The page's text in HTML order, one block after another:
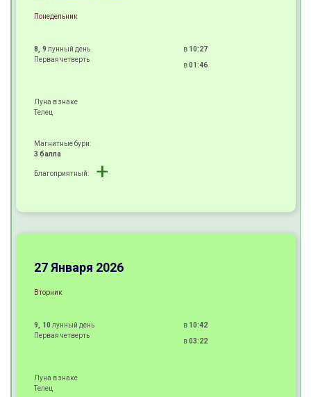
Понедельник
8, 9 лунный день
Первая четверть
в 10:27
в01:46
Луна в знаке
Телец
Магнитные бури:
3 балла
Благоприятный:
+
+
±
27 Января 2026
Вторник
9, 10 лунный день
Первая четверть
в 10:42
в03:22
Луна в знаке
Телец